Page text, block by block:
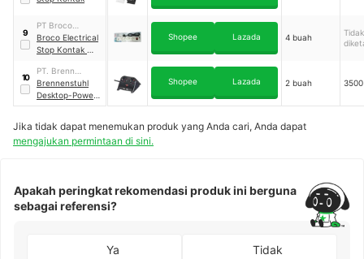
9
PT Broco
Mutiara
Electrical
Broco Electrical
Stop Kontak
Shopee Lazada 4 buah
Tidak
10
PT. Brenn
Elektrik Indonesia
Brennenstuhl
Desktop-Power
USB-Charger 2-
Shopee Lazada 2 buah
Jika tidak dapat menemukan produk yang Anda cari, Anda dapat
mengajukan permintaan di sini.
Apakah peringkat rekomendasi produk ini berguna
sebagai referensi?
Ya Tidak